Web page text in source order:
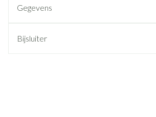
Gegevens
Bijsluiter